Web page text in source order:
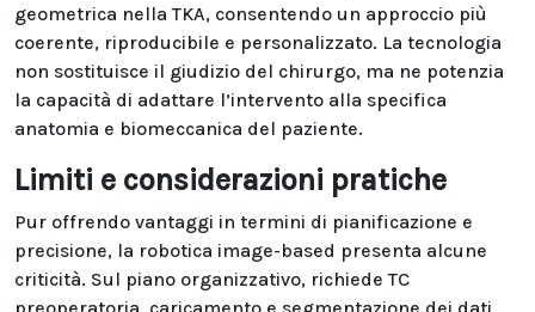
geometrica nella TKA, consentendo un approccio più
coerente, riproducibile e personalizzato. La tecnologia
non sostituisce il giudizio del chirurgo, ma ne potenzia
la capacità di adattare l’intervento alla specifica
anatomia e biomeccanica del paziente.
Limiti e considerazioni pratiche
Pur offrendo vantaggi in termini di pianificazione e
precisione, la robotica image-based presenta alcune
criticità. Sul piano organizzativo, richiede TC
preoperatoria, caricamento e segmentazione dei dati,